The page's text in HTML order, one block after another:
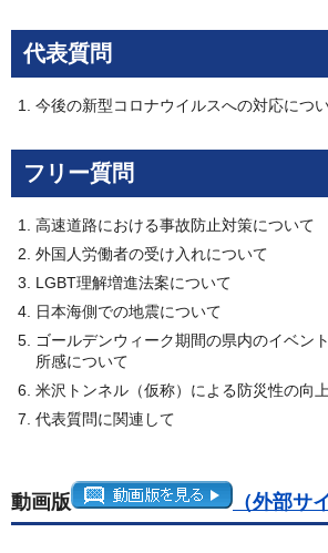
代表質問
今後の新型コロナウイルスへの対応につ
フリー質問
高速道路における事故防止対策について
外国人労働者の受け入れについて
LGBT理解増進法案について
日本海側での地震について
ゴールデンウィーク期間の県内のイベン
所感について
米沢トンネル（仮称）による防災性の向
代表質問に関連して
動画版 （外部サ